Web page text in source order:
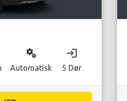
miscellaneous_services
Automatisk
login
5 Dør